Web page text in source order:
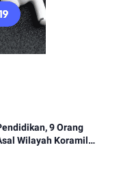
9 Orang
Wilayah Koramil